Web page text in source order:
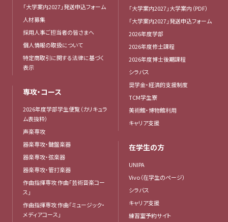
「大学案内2027」発送申込フォーム
人材募集
採用人事ご担当者の皆さまへ
個人情報の取扱について
特定商取引に関する法律に基づく
表示
専攻・コース
2026年度学部学生便覧（カリキュラ
ム表抜粋）
声楽専攻
器楽専攻・鍵盤楽器
器楽専攻・弦楽器
器楽専攻・管打楽器
作曲指揮専攻 作曲「芸術音楽コー
ス」
作曲指揮専攻 作曲「ミュージック・
メディアコース」
「大学案内2027」大学案内（PDF）
「大学案内2027」発送申込フォーム
2026年度学部
2026年度修士課程
2026年度博士後期課程
シラバス
奨学金・経済的支援制度
TCM学生寮
美術館・博物館利用
キャリア支援
在学生の方
UNIPA
Vivo（在学生のページ）
シラバス
キャリア支援
練習室予約サイト